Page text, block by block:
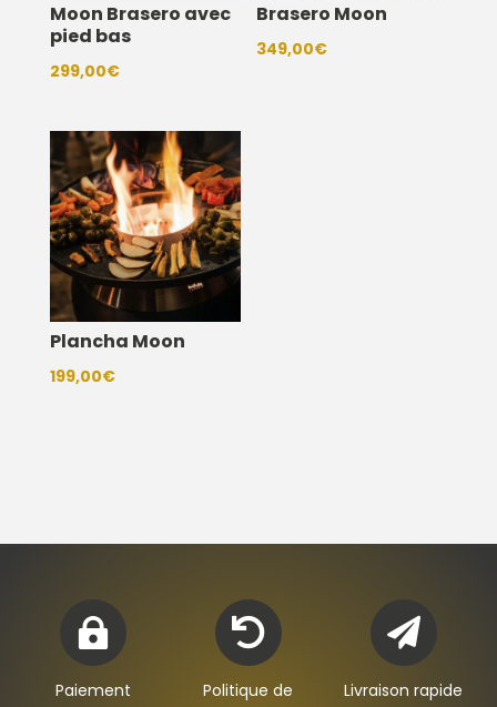
Moon Brasero avec
pied bas
299,00€
Brasero Moon
349,00€
Plancha Moon
199,00€

Paiement

Politique de

Livraison rapide